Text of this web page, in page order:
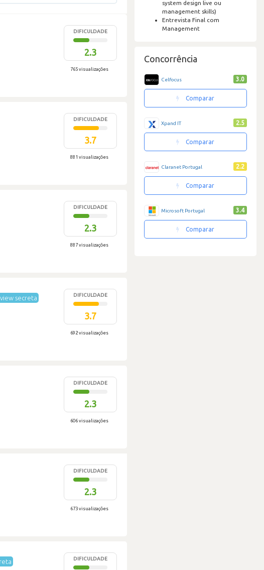
DIFICULDADE
2.3
765 visualizações
DIFICULDADE
3.7
881 visualizações
DIFICULDADE
2.3
887 visualizações
secreta DIFICULDADE
3.7
692 visualizações
DIFICULDADE
2.3
606 visualizações
DIFICULDADE
2.3
673 visualizações
DIFICULDADE
system design live ou
management skills)
Entrevista Final com
Management
Concorrência
Celfocus 3.0
Comparar
Xpand IT 2.5
Comparar
Claranet Portugal 2.2
Comparar
Microsoft Portugal 3.4
Comparar